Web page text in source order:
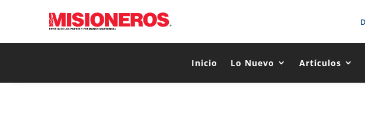
Inicio Lo Nuevo Artículos